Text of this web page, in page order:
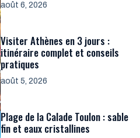
août 6, 2026
Visiter Athènes en 3 jours :
itinéraire complet et conseils
pratiques
août 5, 2026
Plage de la Calade Toulon : sable
fin et eaux cristallines